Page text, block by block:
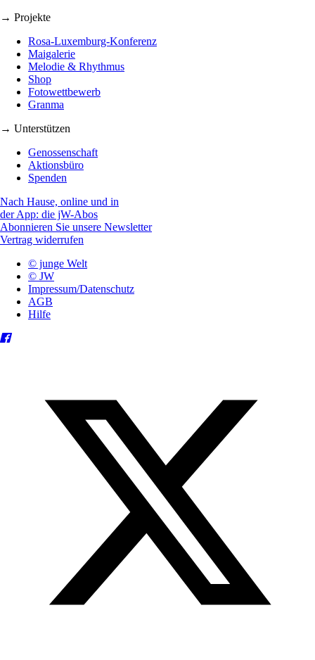
→ Projekte
Rosa-Luxemburg-Konferenz
Maigalerie
Melodie & Rhythmus
Shop
Fotowettbewerb
Granma
→ Unterstützen
Genossenschaft
Aktionsbüro
Spenden
Nach Hause, online und in
der App: die jW-Abos
Abonnieren Sie unsere Newsletter
Vertrag widerrufen
© junge Welt
© JW
Impressum/Datenschutz
AGB
Hilfe